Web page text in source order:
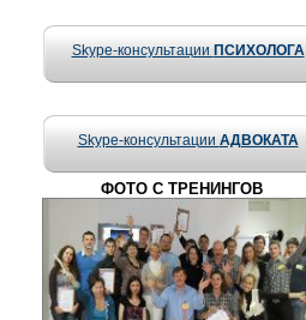
Skype-консультации ПСИХОЛОГА
Skype-консультации АДВОКАТА
ФОТО С ТРЕНИНГОВ